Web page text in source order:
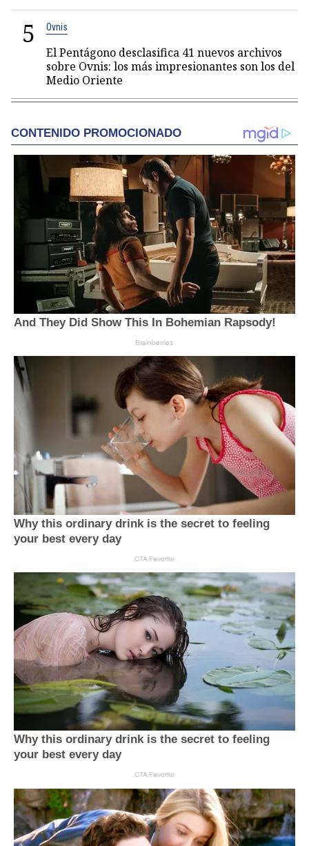
5 Ovnis
El Pentágono desclasifica 41 nuevos archivos
sobre Ovnis: los más impresionantes son los del
Medio Oriente